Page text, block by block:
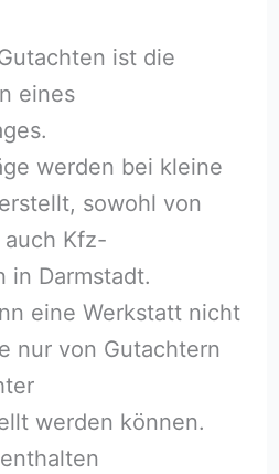
ist die
eines
werden bei kleine
sowohl von
Kfz-
in Darmstadt.
eine Werkstatt nicht
nur von Gutachtern
werden können.